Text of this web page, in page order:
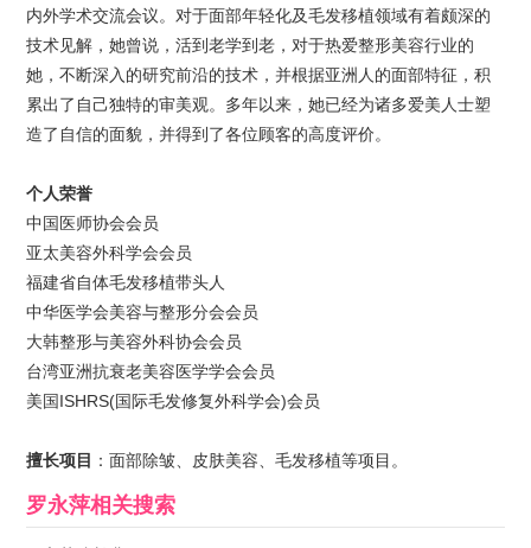
内外学术交流会议。对于面部年轻化及毛发移植领域有着颇深的
技术见解，她曾说，活到老学到老，对于热爱整形美容行业的
她，不断深入的研究前沿的技术，并根据亚洲人的面部特征，积
累出了自己独特的审美观。多年以来，她已经为诸多爱美人士塑
造了自信的面貌，并得到了各位顾客的高度评价。
个人荣誉
中国医师协会会员
亚太美容外科学会会员
福建省自体毛发移植带头人
中华医学会美容与整形分会会员
大韩整形与美容外科协会会员
台湾亚洲抗衰老美容医学学会会员
美国ISHRS(国际毛发修复外科学会)会员
擅长项目 ：面部除皱、皮肤美容、毛发移植等项目。
罗永萍相关搜索